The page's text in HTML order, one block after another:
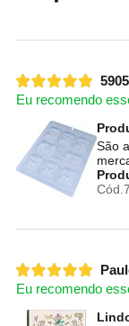
Eu recomendo
São
Eu recomendo